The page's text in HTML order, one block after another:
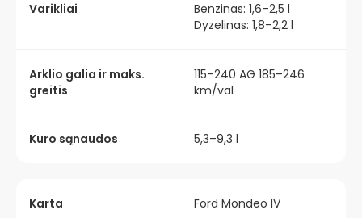
Varikliai
Benzinas: 1,6–2,5 l
Dyzelinas: 1,8–2,2 l
Arklio galia ir maks.
greitis
115–240 AG 185–246
km/val
Kuro sąnaudos 5,3–9,3 l
Karta Ford Mondeo IV